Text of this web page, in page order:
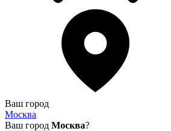
Ваш город
Москва
Ваш город Москва?